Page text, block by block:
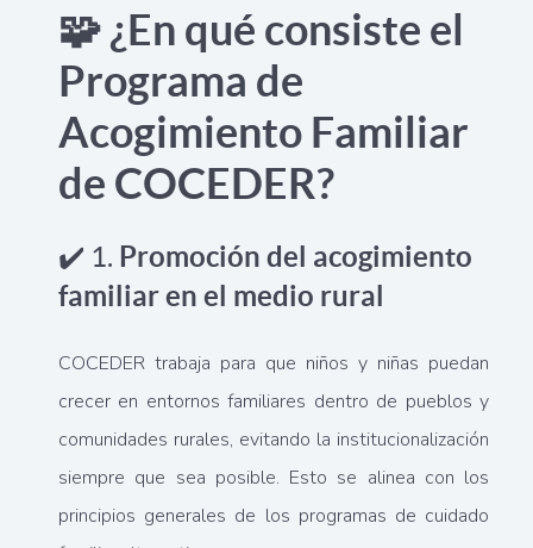
🧩 ¿En qué consiste el
Programa de
Acogimiento Familiar
de COCEDER?
✔️ 1. Promoción del acogimiento
familiar en el medio rural
COCEDER trabaja para que niños y niñas puedan
crecer en entornos familiares dentro de pueblos y
comunidades rurales, evitando la institucionalización
siempre que sea posible. Esto se alinea con los
principios generales de los programas de cuidado